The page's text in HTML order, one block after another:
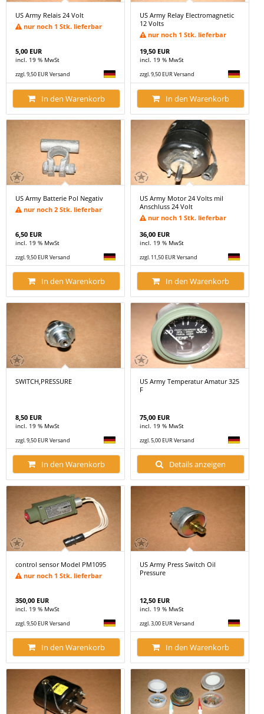
US Army Relais 24 Volt
nur noch 1 Stk. lieferbar
5,00 EUR
incl. 19 % MwSt
zzgl. 9,50 EUR Versand
In den Warenkorb
US Army Relay Electromagnetic
12 Volts
nur noch 1 Stk. lieferbar
19,50 EUR
incl. 19 % MwSt
zzgl. 9,50 EUR Versand
In den Warenkorb
US Army Batterie Pol Negativ
nur noch 2 Stk. lieferbar
6,50 EUR
incl. 19 % MwSt
zzgl. 9,50 EUR Versand
In den Warenkorb
US Army Motor 24 Volts mil
Anschluss 24 Volt
nur noch 1 Stk. lieferbar
36,00 EUR
incl. 19 % MwSt
zzgl. 11,50 EUR Versand
In den Warenkorb
SWITCH,PRESSURE
8,50 EUR
incl. 19 % MwSt
zzgl. 9,50 EUR Versand
In den Warenkorb
US Army Temperatur Amatur 325
F
75,00 EUR
incl. 19 % MwSt
zzgl. 5,00 EUR Versand
Details anzeigen
control sensor Model PM1095
nur noch 1 Stk. lieferbar
350,00 EUR
incl. 19 % MwSt
zzgl. 9,50 EUR Versand
In den Warenkorb
US Army Press Switch Oil
Pressure
12,50 EUR
incl. 19 % MwSt
zzgl. 3,00 EUR Versand
In den Warenkorb